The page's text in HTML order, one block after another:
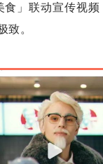
食」联动宣传视
致。